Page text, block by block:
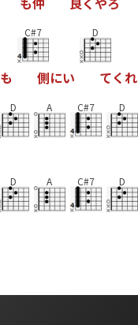
も
C#7
側にい
D
てく れ
D A C#7 D
D A C#7 D